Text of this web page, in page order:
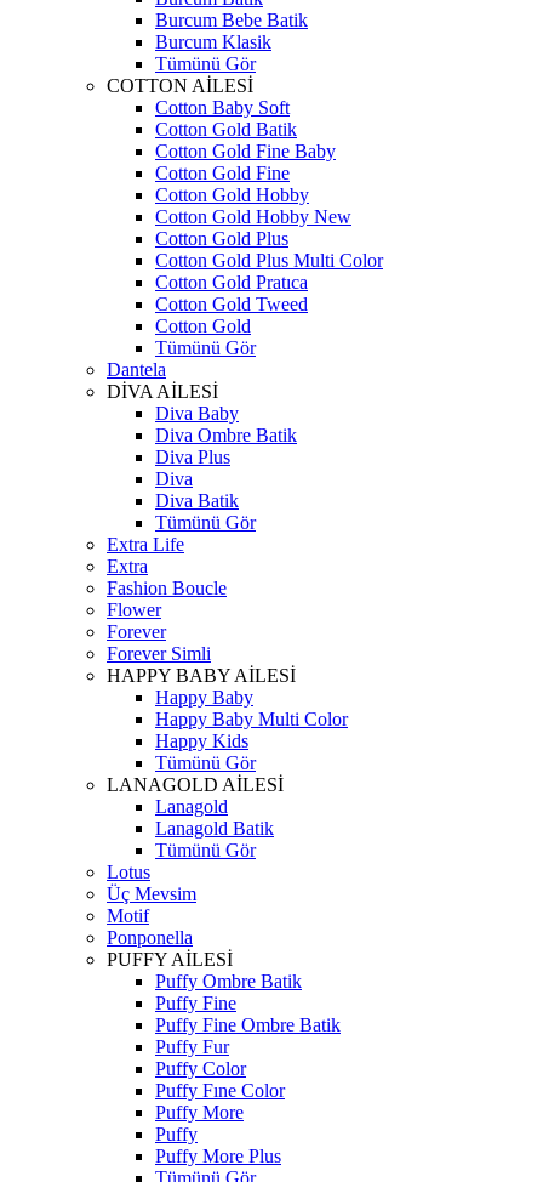
Burcum Bebe Batik
Burcum Klasik
Tümünü Gör
COTTON AİLESİ
Cotton Baby Soft
Cotton Gold Batik
Cotton Gold Fine Baby
Cotton Gold Fine
Cotton Gold Hobby
Cotton Gold Hobby New
Cotton Gold Plus
Cotton Gold Plus Multi Color
Cotton Gold Pratıca
Cotton Gold Tweed
Cotton Gold
Tümünü Gör
Dantela
DİVA AİLESİ
Diva Baby
Diva Ombre Batik
Diva Plus
Diva
Diva Batik
Tümünü Gör
Extra Life
Extra
Fashion Boucle
Flower
Forever
Forever Simli
HAPPY BABY AİLESİ
Happy Baby
Happy Baby Multi Color
Happy Kids
Tümünü Gör
LANAGOLD AİLESİ
Lanagold
Lanagold Batik
Tümünü Gör
Lotus
Üç Mevsim
Motif
Ponponella
PUFFY AİLESİ
Puffy Ombre Batik
Puffy Fine
Puffy Fine Ombre Batik
Puffy Fur
Puffy Color
Puffy Fıne Color
Puffy More
Puffy
Puffy More Plus
Tümünü Gör